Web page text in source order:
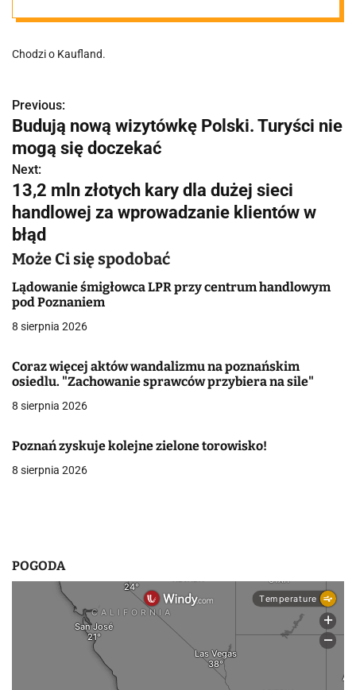
wprowadzenia
klientów w błąd
Chodzi o Kaufland.
N
a
w
i
g
a
c
j
w
p
i
s
Previous:
Budują nową wizytówkę Polski. Turyści nie
mogą się doczekać
Next:
13,2 mln złotych kary dla dużej sieci
handlowej za wprowadzanie klientów w
błąd
Może Ci się spodobać
Lądowanie śmigłowca LPR przy centrum handlowym
pod Poznaniem
8 sierpnia 2026
Coraz więcej aktów wandalizmu na poznańskim
osiedlu. "Zachowanie sprawców przybiera na sile"
8 sierpnia 2026
Poznań zyskuje kolejne zielone torowisko!
8 sierpnia 2026
POGODA